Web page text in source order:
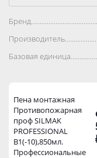
Базовая
Пена монтажная
Противопожарная
проф SILMAK
PROFESSIONAL
B1(-10),850мл.
Профессиональные